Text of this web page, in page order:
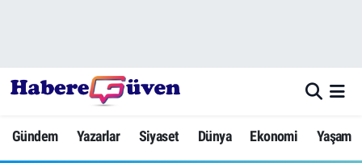
Gündem Yazarlar Siyaset Dünya Ekonomi Yaşam
Yazarlar
Dünya
Hava Durumu
Trafik Durumu